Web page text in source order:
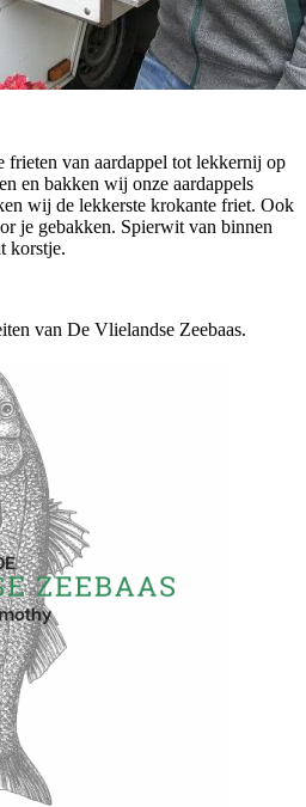
frieten van aardappel tot lekkernij op
en bakken wij onze aardappels
wij de lekkerste krokante friet. Ook
je gebakken. Spierwit van binnen
korstje.
van De Vlielandse Zeebaas.